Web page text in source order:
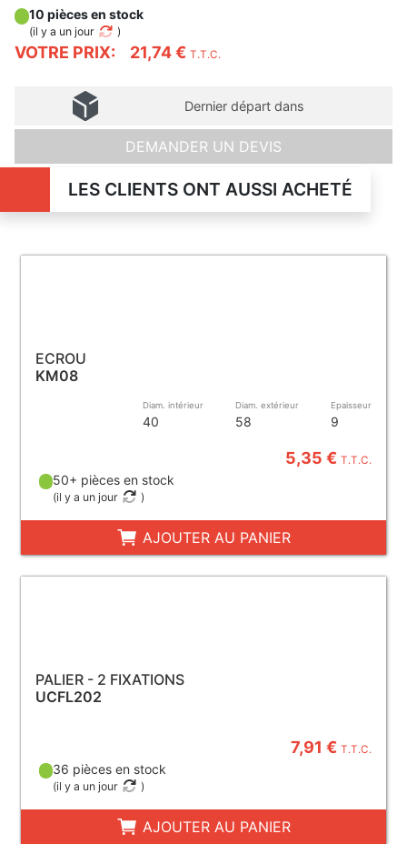
VOTRE PRIX: 21,74 € T.T.C.
10 pièces en stock
(il y a un jour )
Dernier départ dans
DEMANDER UN DEVIS
LES CLIENTS ONT AUSSI ACHETÉ
ECROU
KM08
Diam. intérieur
40
Diam. extérieur
58
Epaisseur
9
5,35 €T.T.C.
50+ pièces en stock
(il y a un jour )
AJOUTER AU PANIER
PALIER - 2 FIXATIONS
UCFL202
7,91 €T.T.C.
36 pièces en stock
(il y a un jour )
AJOUTER AU PANIER